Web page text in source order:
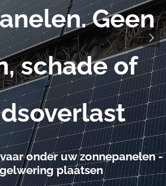
Geen
schade of
onder uw zonnepanelen -
plaatsen